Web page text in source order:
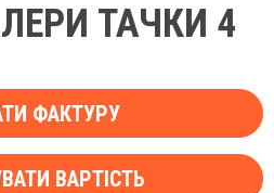
ТАЧКИ 4
ФАКТУРУ
ВАРТІСТЬ